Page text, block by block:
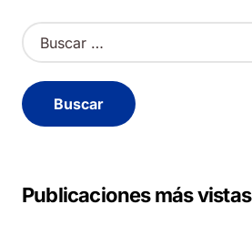
B
u
c
a
Publicaciones más vistas